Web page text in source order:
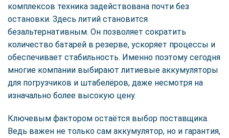
комплексов техника задействована почти без
остановки. Здесь литий становится
безальтернативным. Он позволяет сократить
количество батарей в резерве, ускоряет процессы и
обеспечивает стабильность. Именно поэтому сегодня
многие компании выбирают литиевые аккумуляторы
для погрузчиков и штабелёров, даже несмотря на
изначально более высокую цену.
Ключевым фактором остаётся выбор поставщика.
Ведь важен не только сам аккумулятор, но и гарантия,